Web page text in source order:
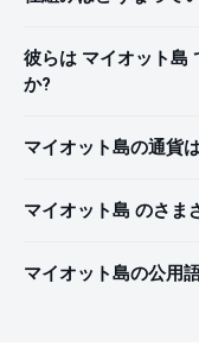
彼らは マイオット島
か?
マイオット島の通貨
マイオット島 のさま
マイオット島の公用